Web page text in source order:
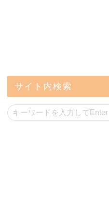
サイト内検索